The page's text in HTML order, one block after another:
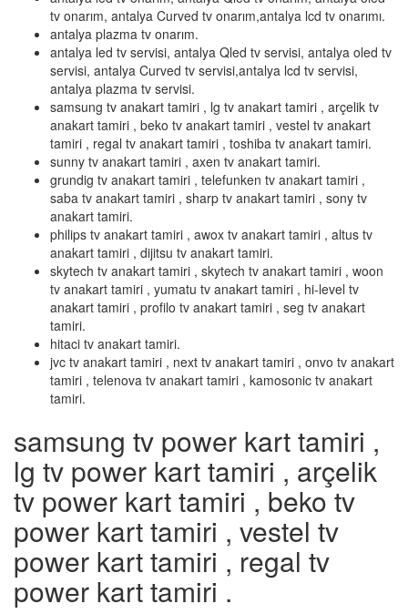
tv onarım, antalya Curved tv onarım,antalya lcd tv onarımı.
antalya plazma tv onarım.
antalya led tv servisi, antalya Qled tv servisi, antalya oled tv
servisi, antalya Curved tv servisi,antalya lcd tv servisi,
antalya plazma tv servisi.
samsung tv anakart tamiri , lg tv anakart tamiri , arçelik tv
anakart tamiri , beko tv anakart tamiri , vestel tv anakart
tamiri , regal tv anakart tamiri , toshiba tv anakart tamiri.
sunny tv anakart tamiri , axen tv anakart tamiri.
grundig tv anakart tamiri , telefunken tv anakart tamiri ,
saba tv anakart tamiri , sharp tv anakart tamiri , sony tv
anakart tamiri.
philips tv anakart tamiri , awox tv anakart tamiri , altus tv
anakart tamiri , dijitsu tv anakart tamiri.
skytech tv anakart tamiri , skytech tv anakart tamiri , woon
tv anakart tamiri , yumatu tv anakart tamiri , hi-level tv
anakart tamiri , profilo tv anakart tamiri , seg tv anakart
tamiri.
hitaci tv anakart tamiri.
jvc tv anakart tamiri , next tv anakart tamiri , onvo tv anakart
tamiri , telenova tv anakart tamiri , kamosonic tv anakart
tamiri.
samsung tv power kart tamiri ,
lg tv power kart tamiri , arçelik
tv power kart tamiri , beko tv
power kart tamiri , vestel tv
power kart tamiri , regal tv
power kart tamiri .